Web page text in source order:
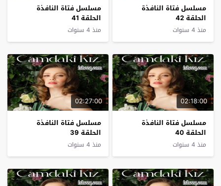
مسلسل فتاة النافذة
الحلقة 42
منذ 4 سنوات
مسلسل فتاة النافذة
الحلقة 41
منذ 4 سنوات
02:18:00
مسلسل فتاة النافذة
الحلقة 40
منذ 4 سنوات
02:27:00
مسلسل فتاة النافذة
الحلقة 39
منذ 4 سنوات